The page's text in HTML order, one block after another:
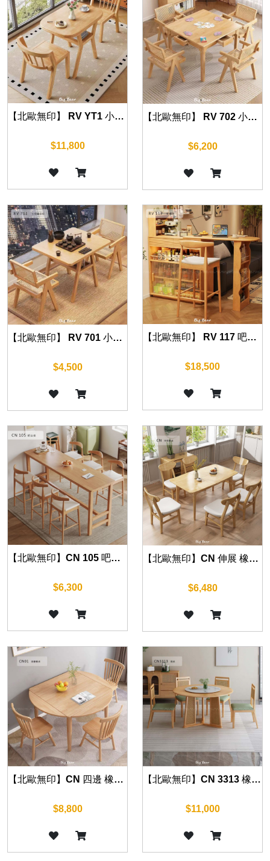
【北歐無印】 RV YT1 小型餐桌椅 80 cm
$11,800
【北歐無印】 RV 702 小型餐桌椅 80/90/100 cm
$6,200
【北歐無印】 RV 701 小型餐桌椅 60/80 cm
$4,500
【北歐無印】 RV 117 吧檯桌 (120-215) cm
$18,500
【北歐無印】CN 105 吧台桌 (多色可選) 140cm/160cm/180cm
$6,300
【北歐無印】CN 伸展 橡木餐桌 伸縮90-120cm/120-150cm
$6,480
【北歐無印】CN 四邊 橡木摺疊餐桌 120cm/130cm
$8,800
【北歐無印】CN 3313 橡木餐桌 130cm
$11,000